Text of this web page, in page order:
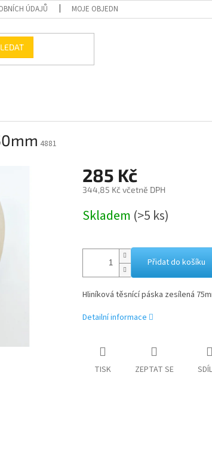
ÚDAJŮ MOJE OBJEDNÁVKA
4881
285 Kč
344,85 Kč včetně DPH
cena:
Skladem (>5 ks)
Přidat do košíku
Hliníková těsnící páska zesílená
Detailní informace
TISK ZEPTAT SE